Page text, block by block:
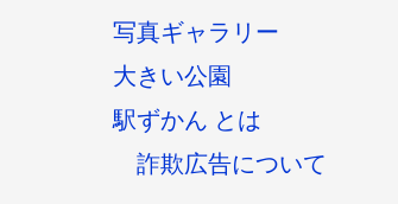
写真ギャラリー
大きい公園
駅ずかん とは
詐欺広告について